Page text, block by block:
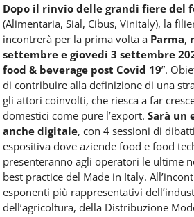
Dopo il rinvio delle grandi fiere del
(Alimentaria, Sial, Cibus, Vinitaly), la
incontrerà per la prima volta a Parma,
settembre e giovedì 3 settembre
food & beverage post Covid 19”.
di contribuire alla definizione di una
gli attori coinvolti, che riesca a far
domestici come pure l’export. Sarà un
anche digitale, con 4 sessioni di
espositiva dove aziende food e food
presenteranno agli operatori le ultime
best practice del Made in Italy.
esponenti più rappresentativi
dell’agricoltura, della Distribuzione